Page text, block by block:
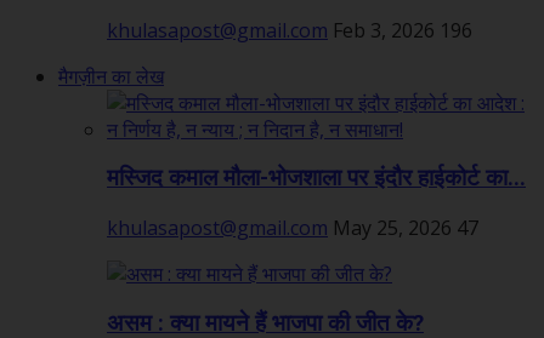
khulasapost@gmail.com Feb 3, 2026 196
मैगज़ीन का लेख
मस्जिद कमाल मौला-भोजशाला पर इंदौर हाईकोर्ट का...
khulasapost@gmail.com May 25, 2026 47
असम : क्या मायने हैं भाजपा की जीत के?